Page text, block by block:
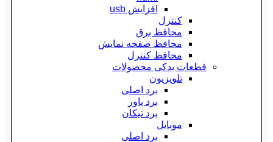
افزایش usb
کنترل
محافظ برق
محافظ صفحه نمایش
محافظ کنترل
قطعات یدکی محصولات
تلویزیون
برد اصلی
برد پاور
برد تیکان
موبایل
برد اصلی